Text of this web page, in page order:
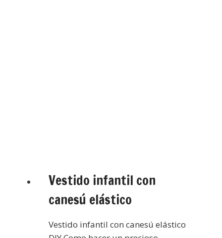
Vestido infantil con
canesú elástico
Vestido infantil con canesú elástico